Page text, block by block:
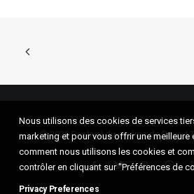
© 2026 Festival du cinéma de Brive. |
Nous utilisons des cookies de services
marketing et pour vous offrir une meilleure
comment nous utilisons les cookies et
contrôler en cliquant sur "Préférences de
Privacy Preferences